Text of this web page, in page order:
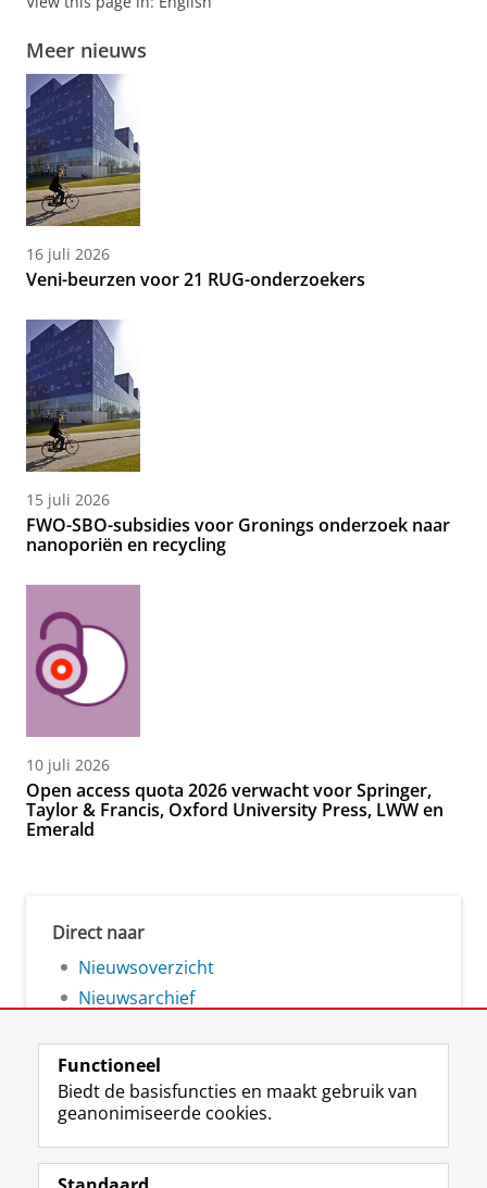
Meer nieuws
16 juli 2026
Veni-beurzen voor 21 RUG-onderzoekers
15 juli 2026
FWO-SBO-subsidies voor Gronings onderzoek naar
nanoporiën en recycling
10 juli 2026
Open access quota 2026 verwacht voor Springer,
Taylor & Francis, Oxford University Press, LWW en
Emerald
Direct naar
Nieuwsoverzicht
Nieuwsarchief
Volg de RUG
F
a
L
i
R
S
I
n
Y
o
Functioneel
Biedt de basisfuncties en maakt gebruik van
geanonimiseerde cookies.